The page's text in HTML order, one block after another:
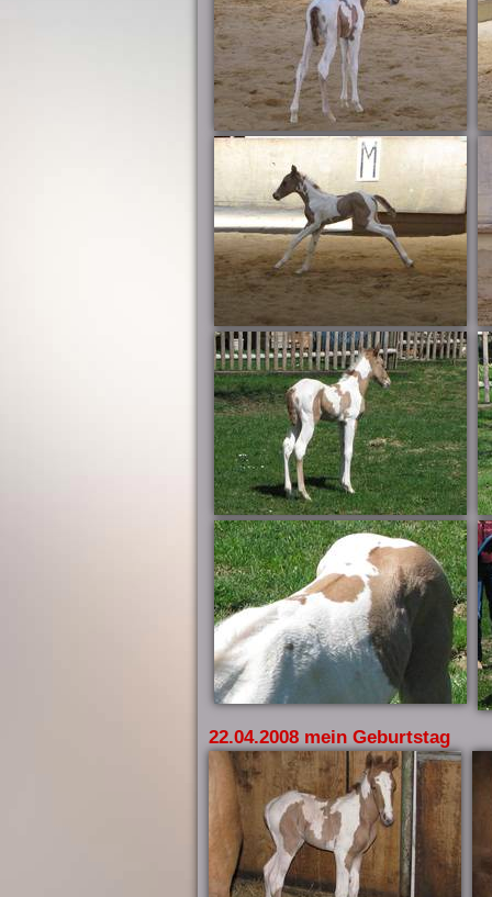
22.04.2008 mein Geburtstag